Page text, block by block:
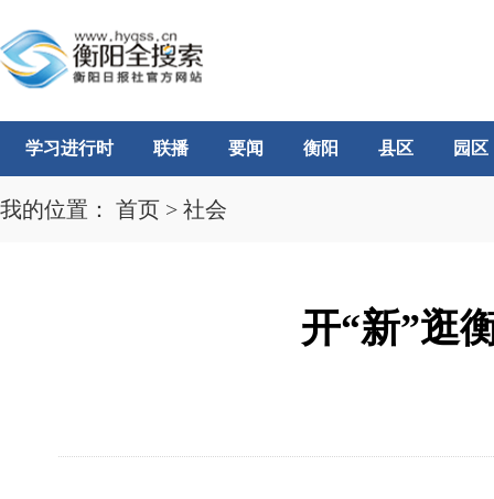
学习进行时 联播 要闻 衡阳 县区 园区
我的位置： 首页 > 社会
开“新”逛